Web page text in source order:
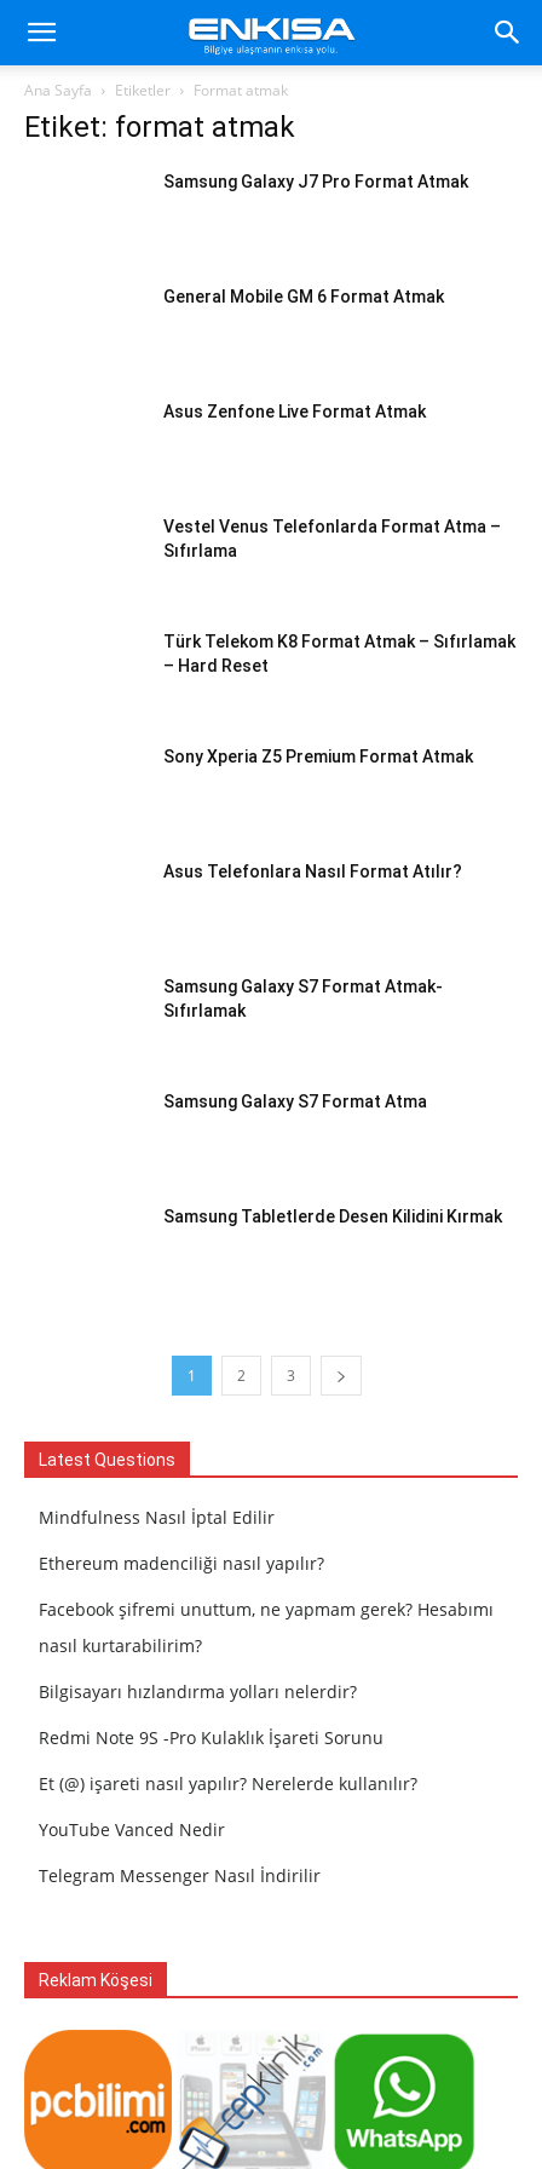
Ana Sayfa Etiketler Format atmak
Etiket: format atmak
Samsung Galaxy J7 Pro Format Atmak
General Mobile GM 6 Format Atmak
Asus Zenfone Live Format Atmak
Vestel Venus Telefonlarda Format Atma –
Sıfırlama
Türk Telekom K8 Format Atmak – Sıfırlamak
– Hard Reset
Sony Xperia Z5 Premium Format Atmak
Asus Telefonlara Nasıl Format Atılır?
Samsung Galaxy S7 Format Atmak-
Sıfırlamak
Samsung Galaxy S7 Format Atma
Samsung Tabletlerde Desen Kilidini Kırmak
1 2 3
Latest Questions
Mindfulness Nasıl İptal Edilir
Ethereum madenciliği nasıl yapılır?
Facebook şifremi unuttum, ne yapmam gerek? Hesabımı
nasıl kurtarabilirim?
Bilgisayarı hızlandırma yolları nelerdir?
Redmi Note 9S -Pro Kulaklık İşareti Sorunu
Et (@) işareti nasıl yapılır? Nerelerde kullanılır?
YouTube Vanced Nedir
Telegram Messenger Nasıl İndirilir
Reklam Köşesi